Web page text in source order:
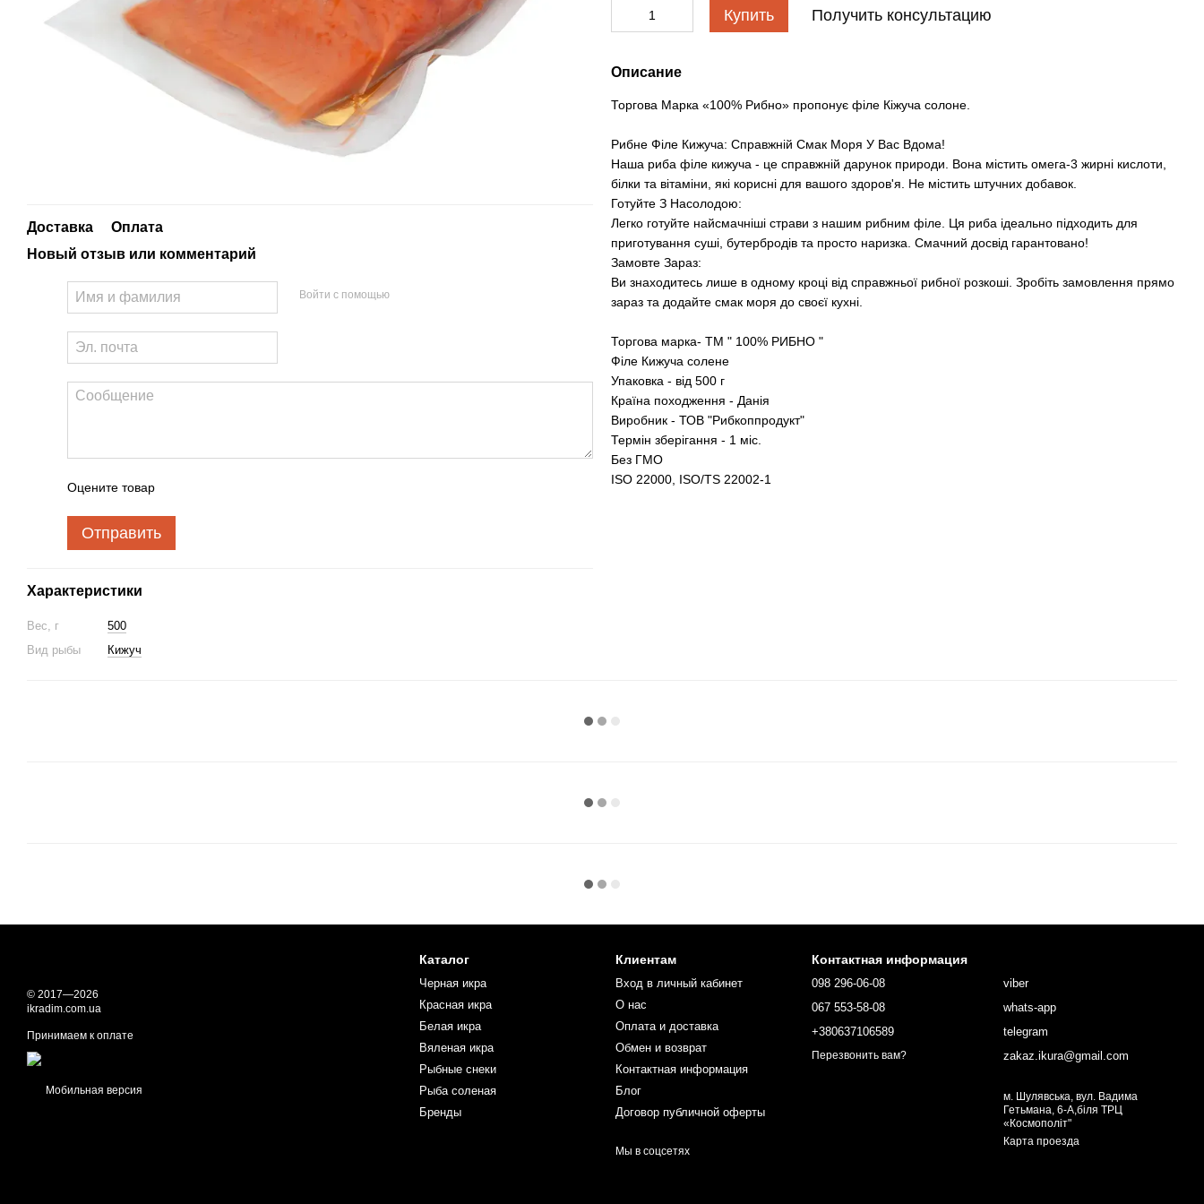
Доставка
Оплата
Новый отзыв или комментарий
Войти с помощью
Оцените товар
Отправить
Характеристики
Вес, г
500
Вид рыбы
Кижуч
Купить Получить консультацию
Описание
Торгова Марка «100% Рибно» пропонує філе Кіжуча солоне.
Рибне Філе Кижуча: Справжній Смак Моря У Вас Вдома!
Наша риба філе кижуча - це справжній дарунок природи. Вона містить омега-3 жирні кислоти,
білки та вітаміни, які корисні для вашого здоров'я. Не містить штучних добавок.
Готуйте З Насолодою:
Легко готуйте найсмачніші страви з нашим рибним філе. Ця риба ідеально підходить для
приготування суші, бутербродів та просто наризка. Смачний досвід гарантовано!
Замовте Зараз:
Ви знаходитесь лише в одному кроці від справжньої рибної розкоші. Зробіть замовлення прямо
зараз та додайте смак моря до своєї кухні.
Торгова марка- ТМ " 100% РИБНО "
Філе Кижуча солене
Упаковка - від 500 г
Країна походження - Данія
Виробник - ТОВ "Рибкоппродукт"
Термін зберігання - 1 міс.
Без ГМО
ISO 22000, ISO/TS 22002-1
© 2017—2026
ikradim.com.ua
Принимаем к оплате
Мобильная версия
Каталог
Черная икра
Красная икра
Белая икра
Вяленая икра
Рыбные снеки
Рыба соленая
Бренды
Клиентам
Вход в личный кабинет
О нас
Оплата и доставка
Обмен и возврат
Контактная информация
Блог
Договор публичной оферты
Мы в соцсетях
Контактная информация
098 296-06-08
067 553-58-08
+380637106589
Перезвонить вам?
viber
whats-app
telegram
zakaz.ikura@gmail.com
м. Шулявська, вул. Вадима
Гетьмана, 6-А,біля ТРЦ
«Космополіт"
Карта проезда